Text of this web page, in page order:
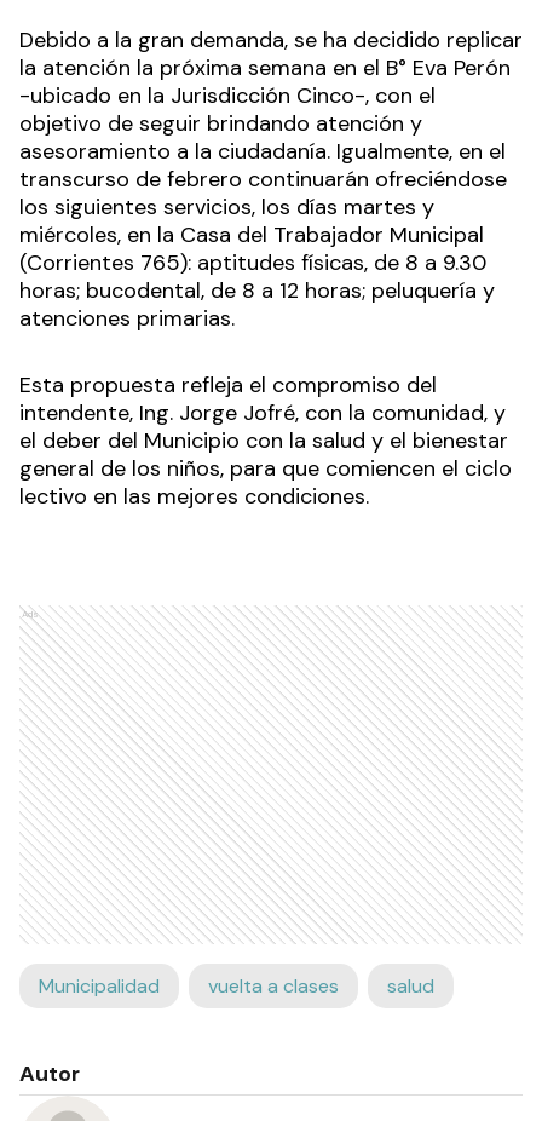
más de 1500 atenciones en servicios como
bucodental, aptitud física y peluquería.
Debido a la gran demanda, se ha decidido replicar
la atención la próxima semana en el B° Eva Perón
-ubicado en la Jurisdicción Cinco-, con el
objetivo de seguir brindando atención y
asesoramiento a la ciudadanía. Igualmente, en el
transcurso de febrero continuarán ofreciéndose
los siguientes servicios, los días martes y
miércoles, en la Casa del Trabajador Municipal
horas; bucodental, de 8 a 12 horas; peluquería y
atenciones primarias.
Esta propuesta refleja el compromiso del
intendente, Ing. Jorge Jofré, con la comunidad, y
Ads
Municipalidad